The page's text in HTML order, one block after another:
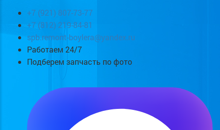
+7 (921) 807-73-77
+7 (812) 219-84-81
spb.remont-boylera@yandex.ru
Работаем 24/7
Подберем запчасть по фото